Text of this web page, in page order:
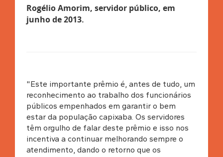
Rogélio Amorim, servidor público, em
junho de 2013.
"Este importante prêmio é, antes de tudo, um
reconhecimento ao trabalho dos funcionários
públicos empenhados em garantir o bem
estar da população capixaba. Os servidores
têm orgulho de falar deste prêmio e isso nos
incentiva a continuar melhorando sempre o
atendimento, dando o retorno que os